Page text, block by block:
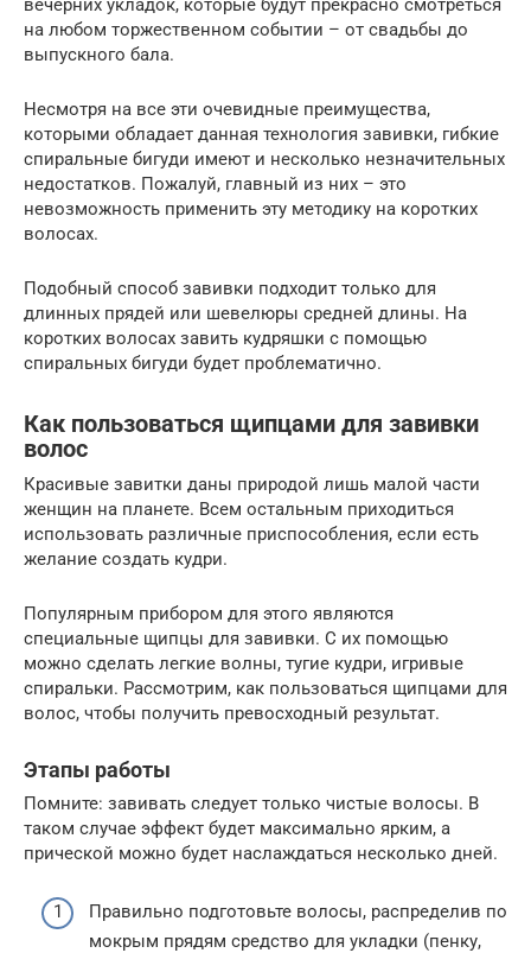
вечерних укладок, которые будут прекрасно смотреться
на любом торжественном событии – от свадьбы до
выпускного бала.
Несмотря на все эти очевидные преимущества,
которыми обладает данная технология завивки, гибкие
спиральные бигуди имеют и несколько незначительных
недостатков. Пожалуй, главный из них – это
невозможность применить эту методику на коротких
волосах.
Подобный способ завивки подходит только для
длинных прядей или шевелюры средней длины. На
коротких волосах завить кудряшки с помощью
спиральных бигуди будет проблематично.
Как пользоваться щипцами для завивки
волос
Красивые завитки даны природой лишь малой части
женщин на планете. Всем остальным приходиться
использовать различные приспособления, если есть
желание создать кудри.
Популярным прибором для этого являются
специальные щипцы для завивки. С их помощью
можно сделать легкие волны, тугие кудри, игривые
спиральки. Рассмотрим, как пользоваться щипцами для
волос, чтобы получить превосходный результат.
Этапы работы
Помните: завивать следует только чистые волосы. В
таком случае эффект будет максимально ярким, а
прической можно будет наслаждаться несколько дней.
Правильно подготовьте волосы, распределив по
мокрым прядям средство для укладки (пенку,